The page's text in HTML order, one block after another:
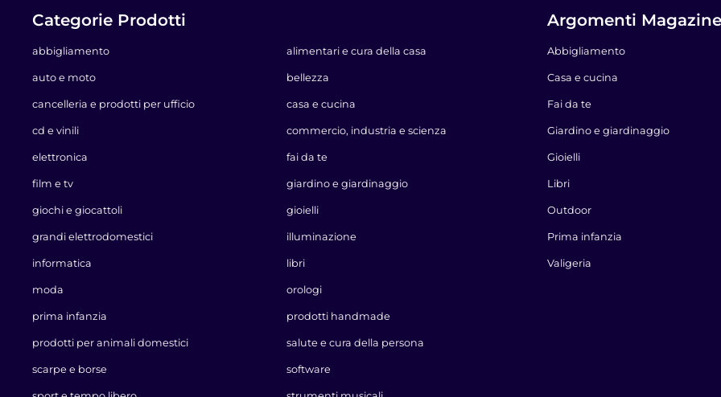
Categorie Prodotti
abbigliamento alimentari e cura della casa
auto e moto bellezza
cancelleria e prodotti per ufficio casa e cucina
cd e vinili commercio, industria e scienza
elettronica fai da te
film e tv giardino e giardinaggio
giochi e giocattoli gioielli
grandi elettrodomestici illuminazione
informatica libri
moda orologi
prima infanzia prodotti handmade
prodotti per animali domestici salute e cura della persona
scarpe e borse software
Argomenti Magazine
Abbigliamento
Casa e cucina
Fai da te
Giardino e giardinaggio
Gioielli
Libri
Outdoor
Prima infanzia
Valigeria